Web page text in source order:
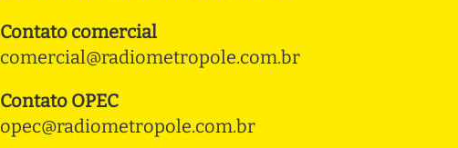
Contato comercial
comercial@radiometropole.com.br
Contato OPEC
opec@radiometropole.com.br